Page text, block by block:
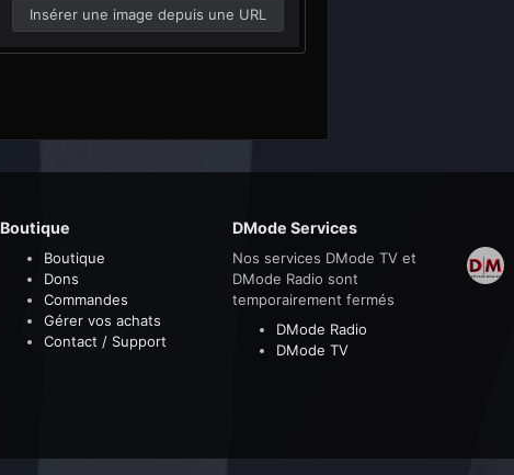
Insérer une image depuis une URL
Boutique
Boutique
Dons
Commandes
Gérer vos achats
Contact / Support
DMode Services
Nos services DMode TV et
DMode Radio sont
temporairement fermés
DMode Radio
DMode TV